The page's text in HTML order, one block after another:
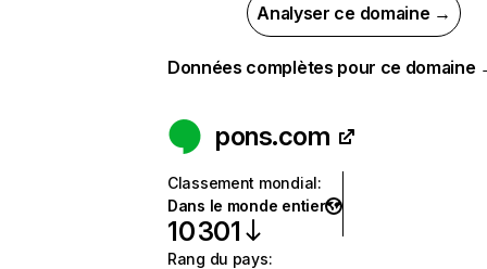
Analyser ce domaine →
Données complètes pour ce domaine
pons.com
Classement mondial:
Dans le monde entier
10 301
Rang du pays: